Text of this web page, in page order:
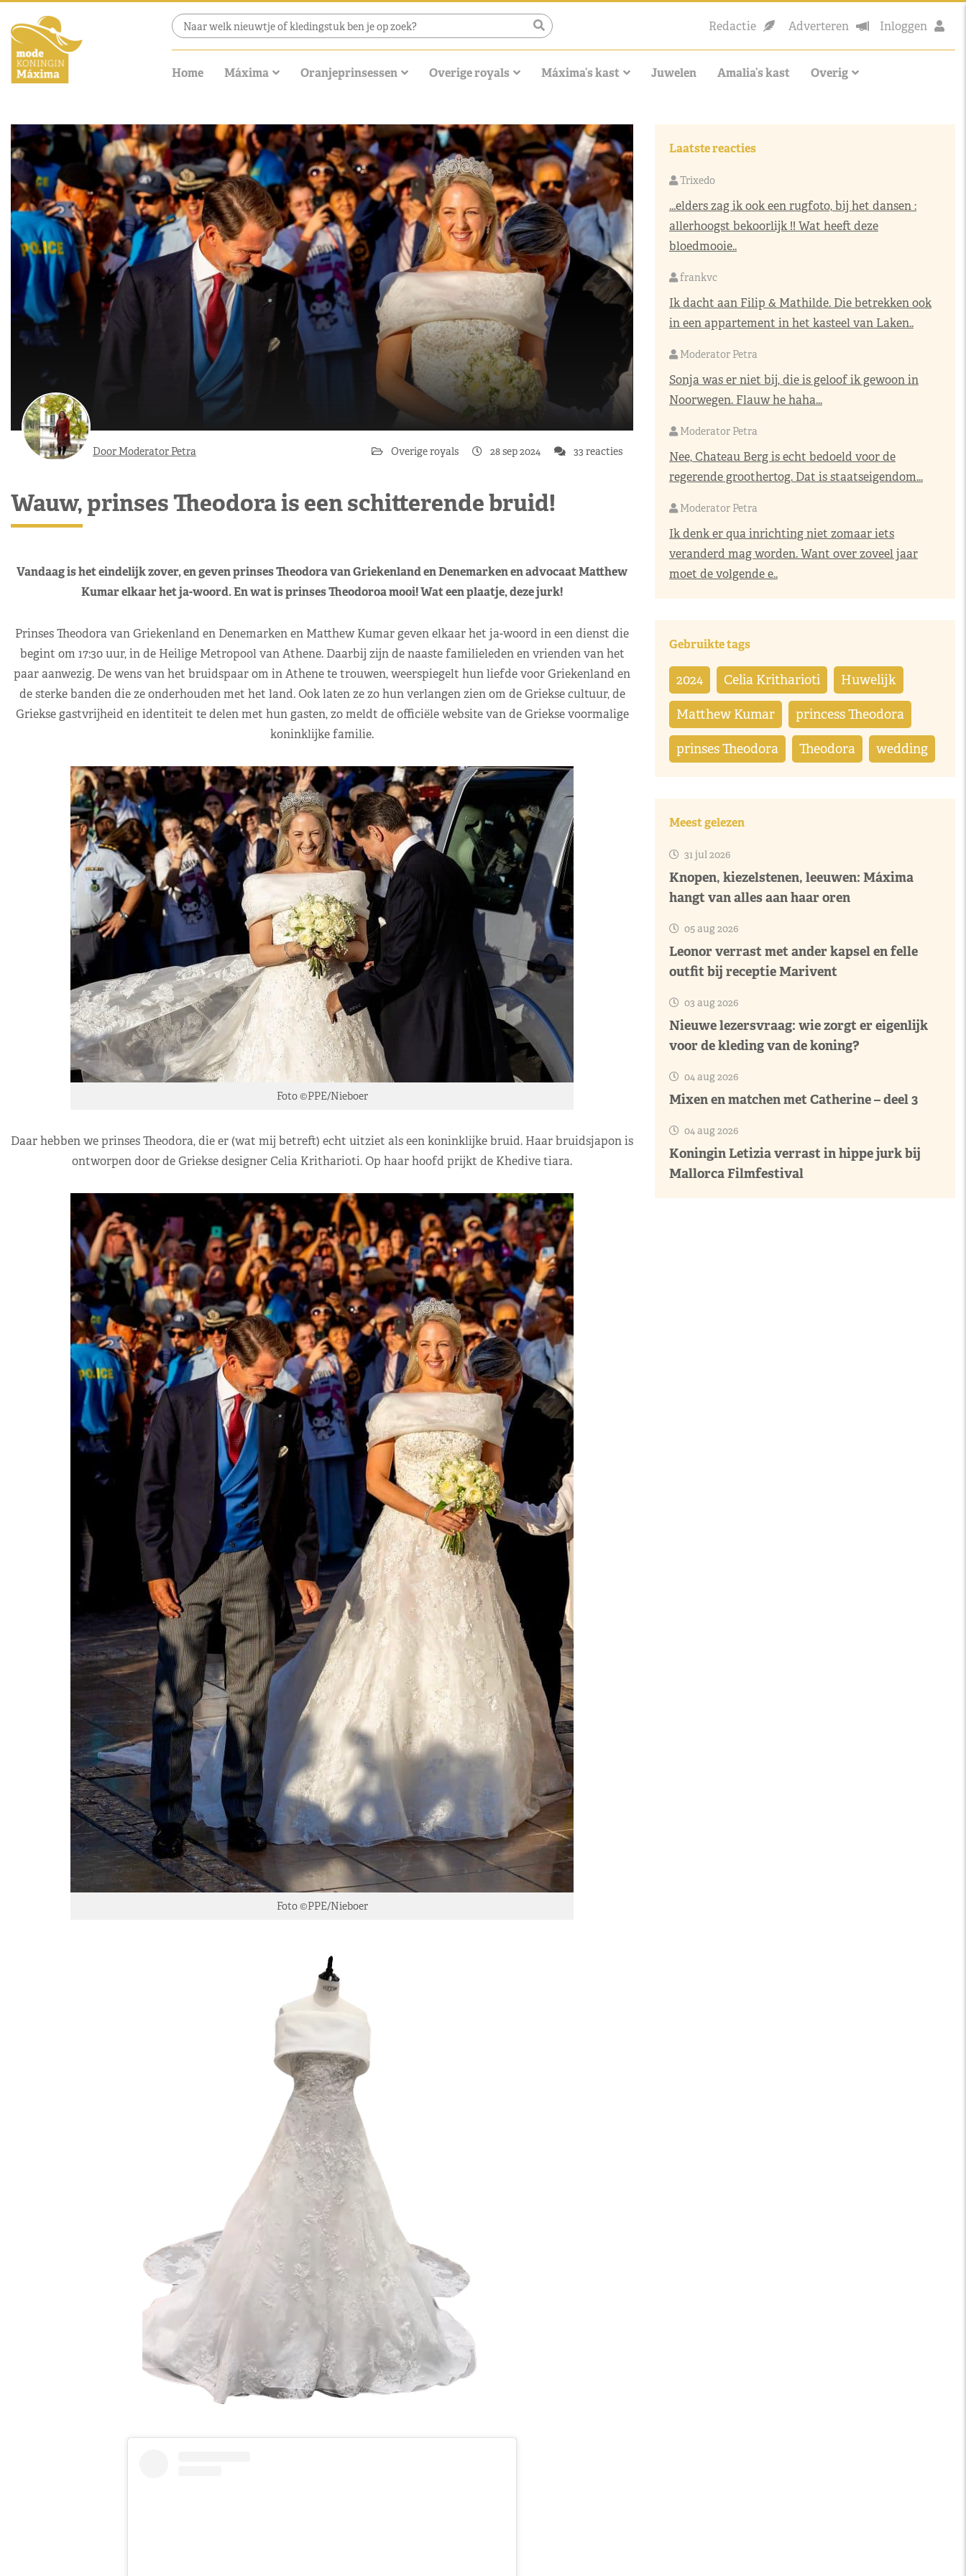
Redactie Adverteren Inloggen
Home Máxima Oranjeprinsessen Overige royals Máxima’s kast Juwelen Amalia’s kast Overig
Door Moderator Petra Overige royals 28 sep 2024 33 reacties
Wauw, prinses Theodora is een schitterende bruid!
Vandaag is het eindelijk zover, en geven prinses Theodora van Griekenland en Denemarken en advocaat Matthew
Kumar elkaar het ja-woord. En wat is prinses Theodoroa mooi! Wat een plaatje, deze jurk!
Prinses Theodora van Griekenland en Denemarken en Matthew Kumar geven elkaar het ja-woord in een dienst die
begint om 17:30 uur, in de Heilige Metropool van Athene. Daarbij zijn de naaste familieleden en vrienden van het
paar aanwezig. De wens van het bruidspaar om in Athene te trouwen, weerspiegelt hun liefde voor Griekenland en
de sterke banden die ze onderhouden met het land. Ook laten ze zo hun verlangen zien om de Griekse cultuur, de
Griekse gastvrijheid en identiteit te delen met hun gasten, zo meldt de officiële website van de Griekse voormalige
koninklijke familie.
Foto ©PPE/Nieboer
Daar hebben we prinses Theodora, die er (wat mij betreft) echt uitziet als een koninklijke bruid. Haar bruidsjapon is
ontworpen door de Griekse designer Celia Kritharioti. Op haar hoofd prijkt de Khedive tiara.
Foto ©PPE/Nieboer
Laatste reacties
Trixedo
...elders zag ik ook een rugfoto, bij het dansen :
allerhoogst bekoorlijk !! Wat heeft deze
bloedmooie..
frankvc
Ik dacht aan Filip & Mathilde. Die betrekken ook
in een appartement in het kasteel van Laken..
Moderator Petra
Sonja was er niet bij, die is geloof ik gewoon in
Noorwegen. Flauw he haha...
Moderator Petra
Nee, Chateau Berg is echt bedoeld voor de
regerende groothertog. Dat is staatseigendom...
Moderator Petra
Ik denk er qua inrichting niet zomaar iets
veranderd mag worden. Want over zoveel jaar
moet de volgende e..
Gebruikte tags
2024 Celia Kritharioti Huwelijk
Matthew Kumar princess Theodora
prinses Theodora Theodora wedding
Meest gelezen
31 jul 2026
Knopen, kiezelstenen, leeuwen: Máxima
hangt van alles aan haar oren
05 aug 2026
Leonor verrast met ander kapsel en felle
outfit bij receptie Marivent
03 aug 2026
Nieuwe lezersvraag: wie zorgt er eigenlijk
voor de kleding van de koning?
04 aug 2026
Mixen en matchen met Catherine – deel 3
04 aug 2026
Koningin Letizia verrast in hippe jurk bij
Mallorca Filmfestival